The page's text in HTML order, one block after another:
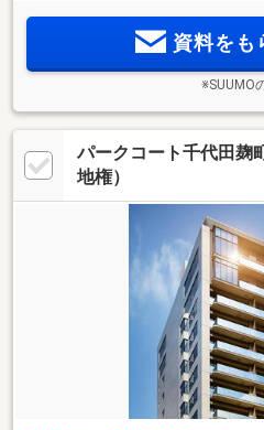
を宿す。物件エントリー受付中。
資料をも
※SUUMO
パークコート千代田
地権）